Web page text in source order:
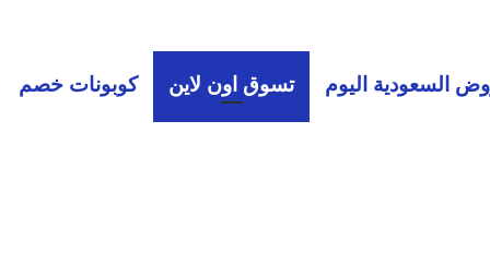
السعودية اليوم تسوق اون لاين كوبونات خصم